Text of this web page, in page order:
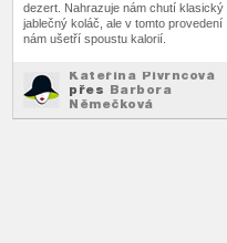
dezert. Nahrazuje nám chutí klasický
jablečný koláč, ale v tomto provedení
nám ušetří spoustu kalorií.
Kateřina Pivrncová
přes Barbora
Němečková
naRecepty